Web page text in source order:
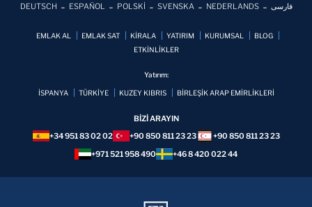
DEUTSCH
ESPAÑOL POLSKİ SVENSKA NEDERLANDS فارسی
EMLAK AL EMLAK SAT KİRALA YATIRIM KURUMSAL
BLOG
ETKİNLİKLER
Yatırım:
İSPANYA TÜRKİYE KUZEY KIBRIS BİRLEŞİK ARAP EMİRLİKLERİ
BİZİ ARAYIN
+34 951 83 02 02
+90 850 811 23 23
+90 850 811 23 23
+971 521 958 490
+46 8 420 022 44